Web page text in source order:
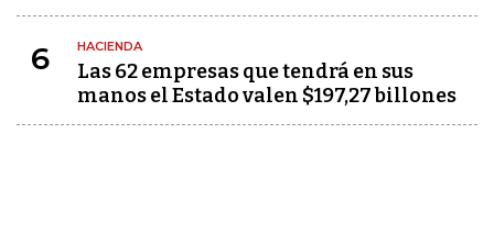
6 HACIENDA
Las 62 empresas que tendrá en sus
manos el Estado valen $197,27 billones